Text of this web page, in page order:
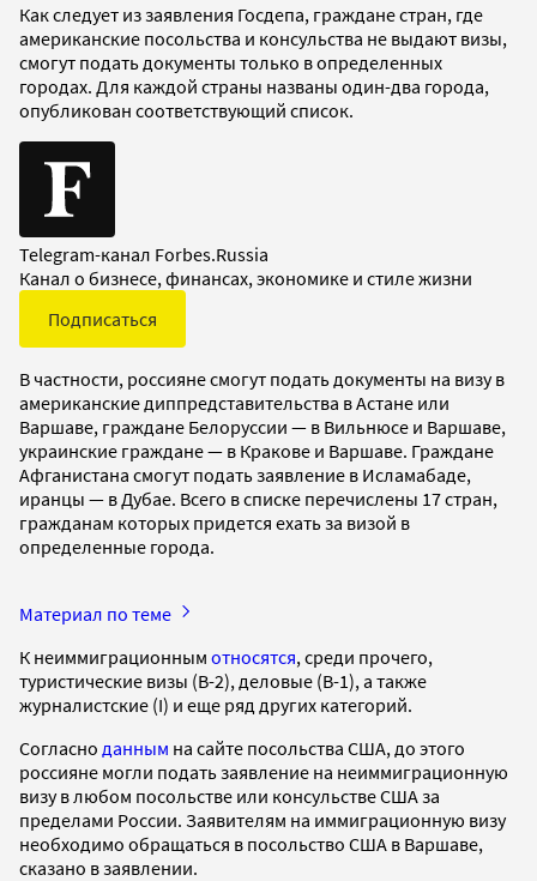
Как следует из заявления Госдепа, граждане стран, где
американские посольства и консульства не выдают визы,
смогут подать документы только в определенных
городах. Для каждой страны названы один-два города,
опубликован соответствующий список.
Telegram-канал Forbes.Russia
Канал о бизнесе, финансах, экономике и стиле жизни
Подписаться
В частности, россияне смогут подать документы на визу в
американские диппредставительства в Астане или
Варшаве, граждане Белоруссии — в Вильнюсе и Варшаве,
украинские граждане — в Кракове и Варшаве. Граждане
Афганистана смогут подать заявление в Исламабаде,
иранцы — в Дубае. Всего в списке перечислены 17 стран,
гражданам которых придется ехать за визой в
определенные города.
Материал по теме
К неиммиграционным относятся, среди прочего,
туристические визы (B-2), деловые (B-1), а также
журналистские (I) и еще ряд других категорий.
Согласно данным на сайте посольства США, до этого
россияне могли подать заявление на неиммиграционную
визу в любом посольстве или консульстве США за
пределами России. Заявителям на иммиграционную визу
необходимо обращаться в посольство США в Варшаве,
сказано в заявлении.